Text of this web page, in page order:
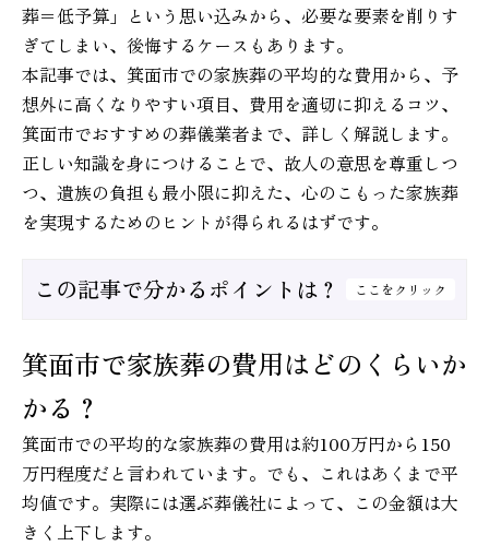
葬＝低予算」という思い込みから、必要な要素を削りす
ぎてしまい、後悔するケースもあります。
本記事では、箕面市での家族葬の平均的な費用から、予
想外に高くなりやすい項目、費用を適切に抑えるコツ、
箕面市でおすすめの葬儀業者まで、詳しく解説します。
正しい知識を身につけることで、故人の意思を尊重しつ
つ、遺族の負担も最小限に抑えた、心のこもった家族葬
を実現するためのヒントが得られるはずです。
この記事で分かるポイントは？ ここをクリック
箕面市で家族葬の費用はどのくらいか
かる？
箕面市での平均的な家族葬の費用は約100万円から150
万円程度だと言われています。でも、これはあくまで平
均値です。実際には選ぶ葬儀社によって、この金額は大
きく上下します。